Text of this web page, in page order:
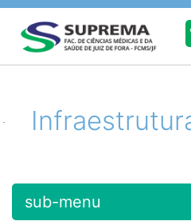
sub-menu